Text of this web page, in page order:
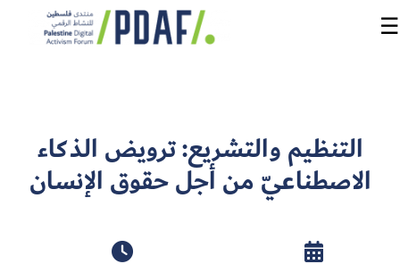
فعاليات
المنتدى
☰
التنظيم والتشريع: ترويض الذكاء
الاصطناعيّ من أجل حقوق الإنسان